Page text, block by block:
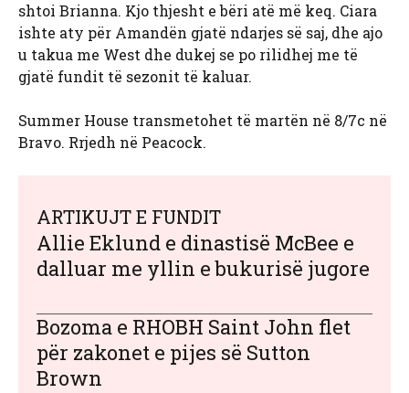
shtoi Brianna. Kjo thjesht e bëri atë më keq. Ciara
ishte aty për Amandën gjatë ndarjes së saj, dhe ajo
u takua me West dhe dukej se po rilidhej me të
gjatë fundit të sezonit të kaluar.
Summer House transmetohet të martën në 8/7c në
Bravo. Rrjedh në Peacock.
ARTIKUJT E FUNDIT
Allie Eklund e dinastisë McBee e
dalluar me yllin e bukurisë jugore
Bozoma e RHOBH Saint John flet
për zakonet e pijes së Sutton
Brown